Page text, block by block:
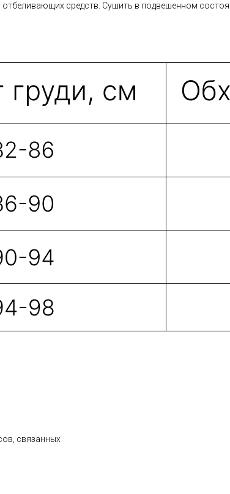
средств. Сушить в подвешенном
связанных